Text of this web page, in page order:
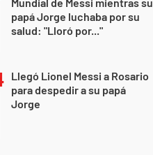
papá Jorge luchaba por su
salud: "Lloró por..."
Llegó Lionel Messi a Rosario
para despedir a su papá
Jorge